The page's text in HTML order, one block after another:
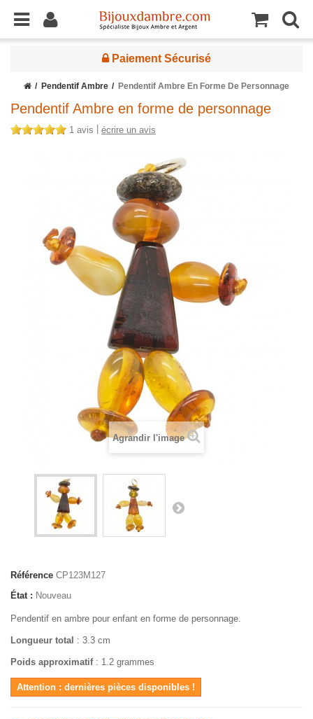
Paiement Sécurisé
Pendentif Ambre Pendentif Ambre En Forme De Personnage
Pendentif Ambre en forme de personnage
1 avis écrire un avis
Agrandir l'image
Référence CP123M127
État : Nouveau
Pendentif en ambre pour enfant en forme de personnage.
Longueur total : 3.3 cm
Poids approximatif : 1.2 grammes
Attention : dernières pièces disponibles !